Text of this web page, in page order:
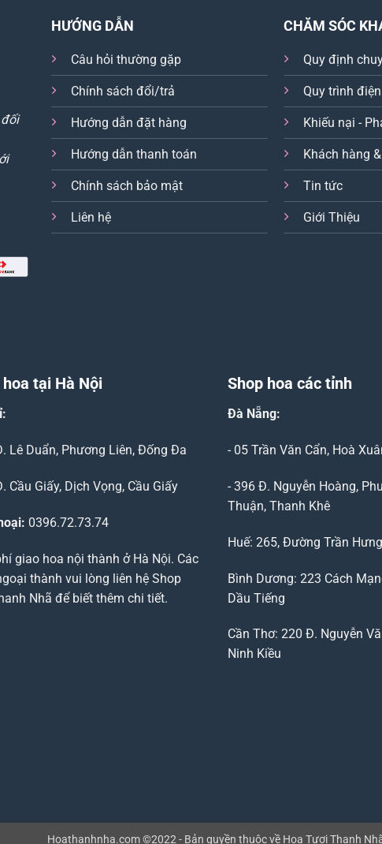
HƯỚNG DẪN
Câu hỏi thường gặp
Chính sách đổi/trả
Hướng dẫn đặt hàng
Hướng dẫn thanh toán
Chính sách bảo mật
Liên hệ
CHĂM SÓC
Quy định
Quy trình
Khiếu nại -
Khách hàng
Tin tức
Giới Thiệu
hoa tại Hà Nội
Lê Duẩn, Phương Liên, Đống Đa
Cầu Giấy, Dịch Vọng, Cầu Giấy
0396.72.73.74
giao hoa nội thành ở Hà Nội. Các
thành vui lòng liên hệ Shop
Nhã để biết thêm chi tiết.
Shop hoa các tỉnh
Đà Nẵng:
- 05 Trần Văn Cẩn, Hoà
- 396 Đ. Nguyễn Hoàng,
Thuận, Thanh Khê
Huế: 265, Đường Trần
Bình Dương: 223 Cách
Dầu Tiếng
Cần Thơ: 220 Đ. Nguyễn
Ninh Kiều
Hoathanhnha.com ©2022 - Bản quyền thuộc về Hoa Tươi Thanh